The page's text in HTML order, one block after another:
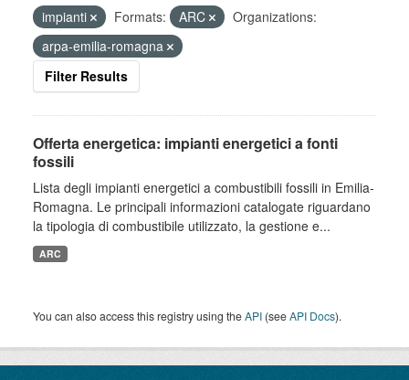
impianti
Formats: ARC
Organizations:
arpa-emilia-romagna
Filter Results
Offerta energetica: impianti energetici a fonti
fossili
Lista degli impianti energetici a combustibili fossili in Emilia-
Romagna. Le principali informazioni catalogate riguardano
la tipologia di combustibile utilizzato, la gestione e...
ARC
You can also access this registry using theAPI (seeAPI Docs).